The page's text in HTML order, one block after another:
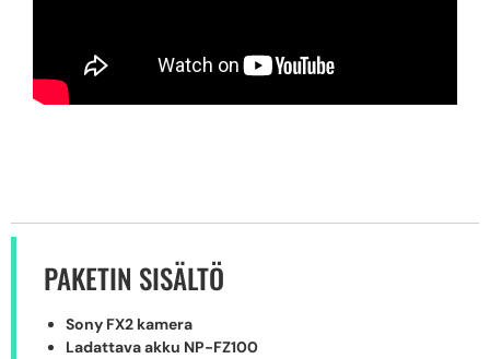
PAKETIN SISÄLTÖ
Sony FX2 kamera
Ladattava akku NP-FZ100